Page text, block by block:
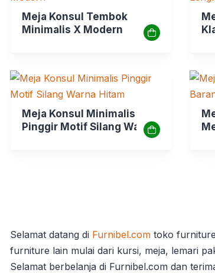
Meja Konsul Tembok
Minimalis X Modern
Meja Konsul Minimalis
Pinggir Motif Silang Warna
Selamat datang di Furnibel.com toko
furniture lain mulai dari kursi, meja, lemari
Selamat berbelanja di Furnibel.com dan